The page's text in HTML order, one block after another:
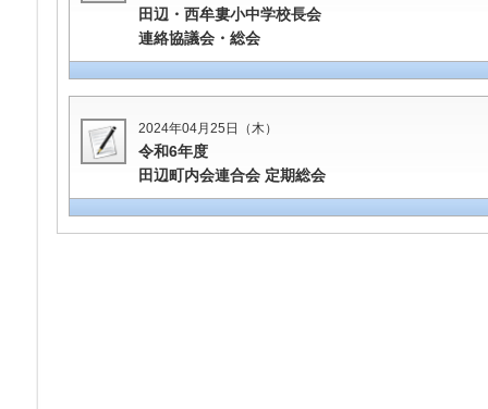
田辺・西牟婁小中学校長会
連絡協議会・総会
2024年04月25日（木）
令和6年度
田辺町内会連合会 定期総会